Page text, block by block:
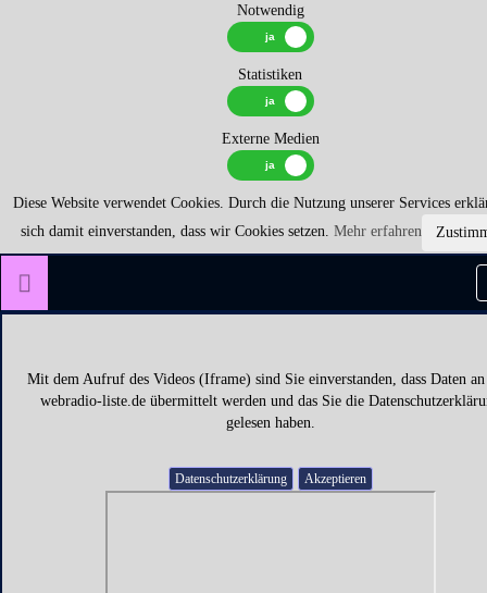
Notwendig
Statistiken
Externe Medien
Diese Website verwendet Cookies. Durch die Nutzung unserer Services
sich damit einverstanden, dass wir Cookies setzen. Mehr erfahren
Mit dem Aufruf des Videos (Iframe) sind Sie einverstanden, dass Daten
webradio-liste.de übermittelt werden und das Sie die
gelesen haben.
Datenschutzerklärung